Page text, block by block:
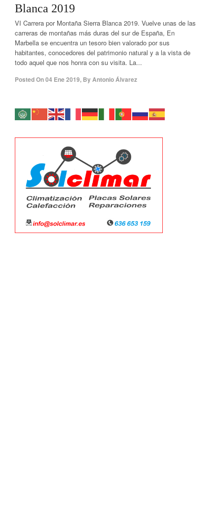
Blanca 2019
VI Carrera por Montaña Sierra Blanca 2019. Vuelve unas de las
carreras de montañas más duras del sur de España, En
Marbella se encuentra un tesoro bien valorado por sus
habitantes, conocedores del patrimonio natural y a la vista de
todo aquel que nos honra con su visita. La...
Posted On04 Ene 2019, ByAntonio Álvarez